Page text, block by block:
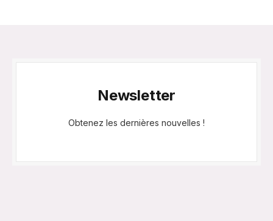
Newsletter
Obtenez les dernières nouvelles !